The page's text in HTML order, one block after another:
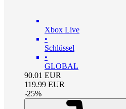
Xbox Live
•
Schlüssel
•
GLOBAL
90.01 EUR
119.99 EUR
-25%